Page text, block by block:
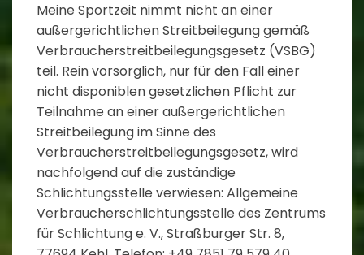
Meine Sportzeit nimmt nicht an einer
außergerichtlichen Streitbeilegung gemäß
Verbraucherstreitbeilegungsgesetz (VSBG)
teil. Rein vorsorglich, nur für den Fall einer
nicht disponiblen gesetzlichen Pflicht zur
Teilnahme an einer außergerichtlichen
Streitbeilegung im Sinne des
Verbraucherstreitbeilegungsgesetz, wird
nachfolgend auf die zuständige
Schlichtungsstelle verwiesen: Allgemeine
Verbraucherschlichtungsstelle des Zentrums
für Schlichtung e. V., Straßburger Str. 8,